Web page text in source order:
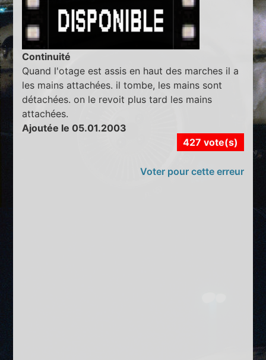
Continuité
Quand l'otage est assis en haut des marches il a
les mains attachées. il tombe, les mains sont
détachées. on le revoit plus tard les mains
attachées.
Ajoutée le 05.01.2003
427 vote(s)
Voter pour cette erreur